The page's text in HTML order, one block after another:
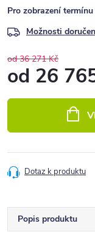
Pro zobrazení
Možnosti
od 36 271 Kč
od 26
Dotaz k produktu
Popis produktu